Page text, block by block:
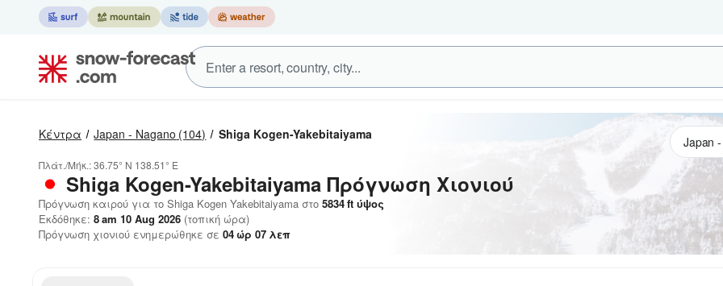
Κέντρα Japan - Nagano (104) Shiga Kogen-Yakebitaiyama
Πλάτ./Μήκ.:36.75° N 138.51° E
Shiga Kogen-Yakebitaiyama Πρόγνωση Χιονιού
Πρόγνωση καιρού για το Shiga Kogen Yakebitaiyama στο 5834ft ύψος
Εκδόθηκε: 8 am 10 Aug 2026 (τοπική ώρα)
Πρόγνωση χιονιού ενημερώθηκε σε 04ώρ 07 λεπ